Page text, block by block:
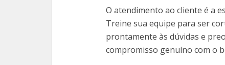
O atendimento ao cliente é a
Treine sua equipe para ser
prontamente às dúvidas e
compromisso genuíno com o